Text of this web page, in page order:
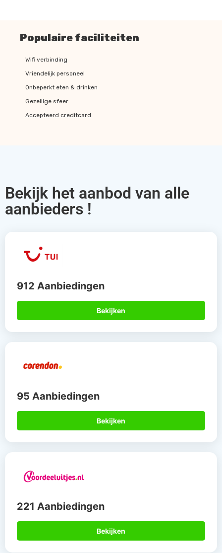
Populaire faciliteiten
Wifi verbinding
Vriendelijk personeel
Onbeperkt eten & drinken
Gezellige sfeer
Accepteerd creditcard
Bekijk het aanbod van alle
aanbieders !
912 Aanbiedingen
Bekijken
95 Aanbiedingen
Bekijken
221 Aanbiedingen
Bekijken